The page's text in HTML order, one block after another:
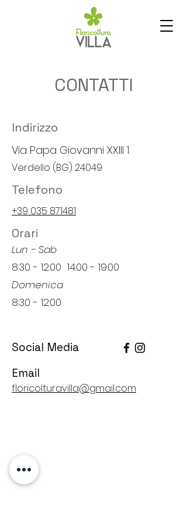
CONTATTI
Indirizzo
Via Papa Giovanni XXIII 1
Verdello (BG) 24049
Telefono
+39 035 871481
Orari
Lun - Sab
8:30 - 12:00 14:00 - 19:00
Domenica
8:30 - 12:00
Social Media
Email
floricolturavilla@gmail.com